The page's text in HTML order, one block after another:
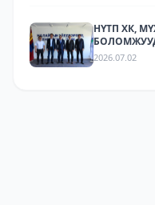
НҮТП ХК,
ЗОХИОН
2026.07.02